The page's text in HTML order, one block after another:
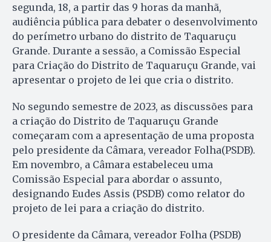
segunda, 18, a partir das 9 horas da manhã,
audiência pública para debater o desenvolvimento
do perímetro urbano do distrito de Taquaruçu
Grande. Durante a sessão, a Comissão Especial
para Criação do Distrito de Taquaruçu Grande, vai
apresentar o projeto de lei que cria o distrito.
No segundo semestre de 2023, as discussões para
a criação do Distrito de Taquaruçu Grande
começaram com a apresentação de uma proposta
pelo presidente da Câmara, vereador Folha(PSDB).
Em novembro, a Câmara estabeleceu uma
Comissão Especial para abordar o assunto,
designando Eudes Assis (PSDB) como relator do
projeto de lei para a criação do distrito.
O presidente da Câmara, vereador Folha (PSDB)